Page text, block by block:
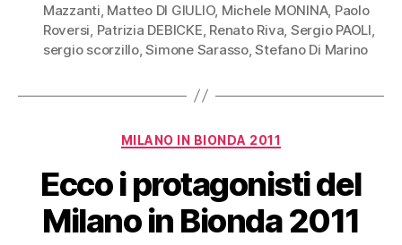
Mazzanti Matteo DI GIULIO, Michele MONINA, Paolo
Roversi Patrizia DEBICKE Renato Riva Sergio PAOLI
sergio scorzillo,Simone Sarasso,Stefano Di Marino
Categorie
MILANO IN BIONDA 2011
Ecco i protagonisti del
Milano in Bionda 2011